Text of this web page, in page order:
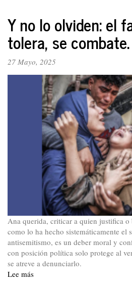
de
mujeres
ha
imprimido
una
vitalidad
irreemplazable
los
cabildos,
con
ellas
lucha
por
reformas
se
fortalece.
Y no lo olviden: el
tolera, se combate.
27 Mayo, 2025
Ana querida, criticar a quien justifica
como lo ha hecho sistemáticamente el
antisemitismo, es un deber moral y
con posición política solo protege al
se atreve a denunciarlo.
Lee más